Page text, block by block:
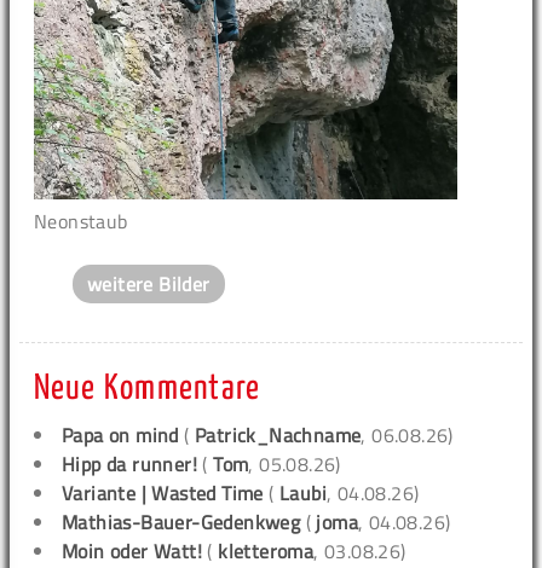
Neonstaub
weitere Bilder
Neue Kommentare
Papa on mind ( Patrick_Nachname, 06.08.26)
Hipp da runner! (Tom, 05.08.26)
Variante | Wasted Time ( Laubi, 04.08.26)
Mathias-Bauer-Gedenkweg( joma, 04.08.26)
Moin oder Watt! ( kletteroma, 03.08.26)